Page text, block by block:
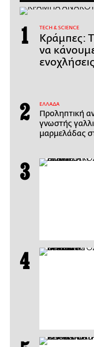
ΤECH & SCIENCE
Κράμπες:
να
ενοχλήσεις
ΕΛΛΑΔΑ
Προληπτική
γνωστής
μαρμελάδας